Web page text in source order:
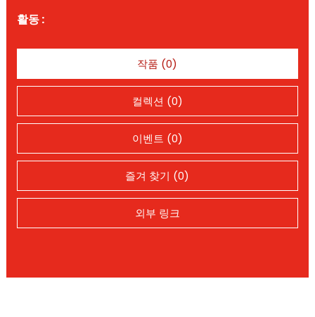
활동 :
작품 (0)
컬렉션 (0)
이벤트 (0)
즐겨 찾기 (0)
외부 링크